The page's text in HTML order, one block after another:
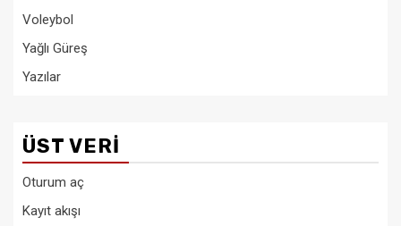
Voleybol
Yağlı Güreş
Yazılar
ÜST VERI
Oturum aç
Kayıt akışı